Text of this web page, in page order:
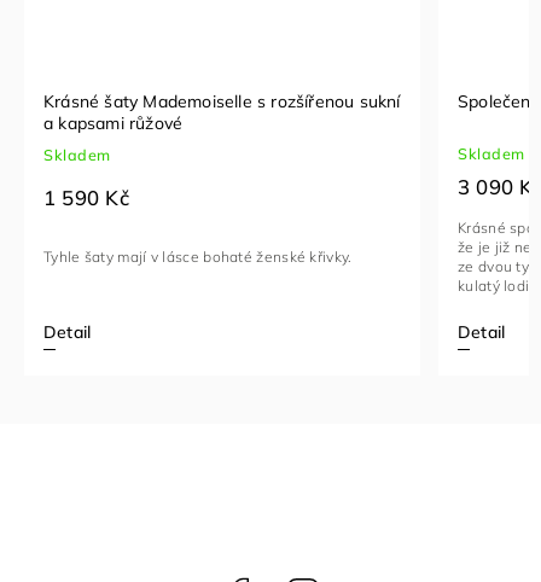
Krásné šaty Mademoiselle s rozšířenou sukní
a kapsami růžové
Skladem
1 590 Kč
Detail
Tyhle šaty mají v lásce bohaté ženské křivky.
Skladem
3 090
Detail
Krásné
že je již
ze dvou
kulatý